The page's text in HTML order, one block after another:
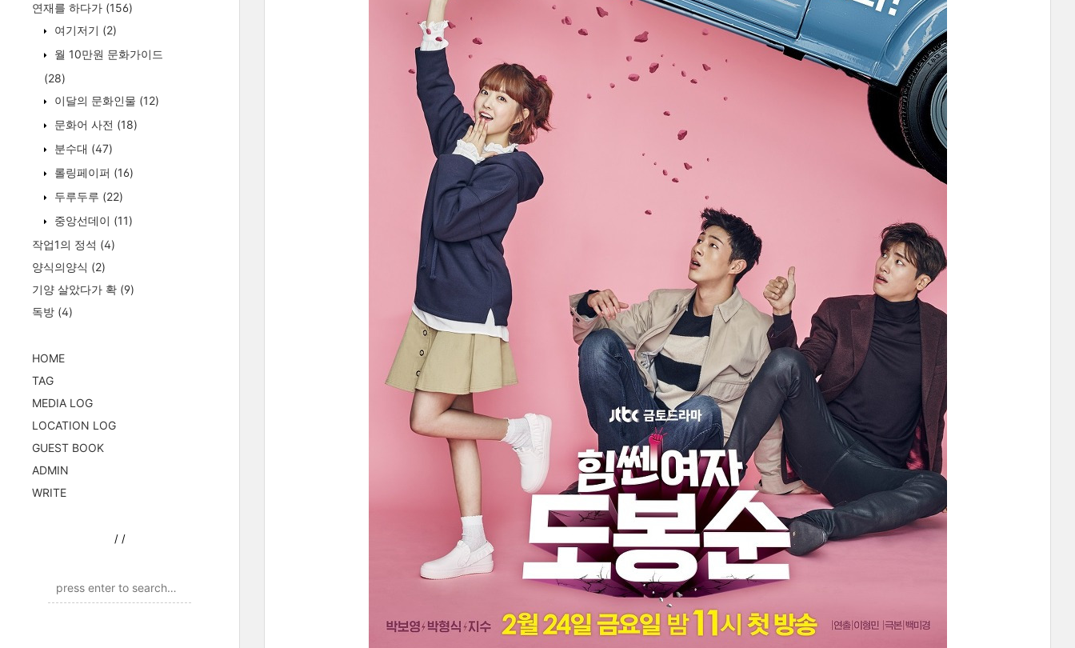
연재를 하다가 (156)
여기저기 (2)
월 10만원 문화가이드
(28)
이달의 문화인물 (12)
문화어 사전 (18)
분수대 (47)
롤링페이퍼 (16)
두루두루 (22)
중앙선데이 (11)
작업1의 정석 (4)
양식의양식 (2)
기양 살았다가 확 (9)
독방 (4)
HOME
TAG
MEDIA LOG
LOCATION LOG
GUEST BOOK
ADMIN
WRITE
/ /